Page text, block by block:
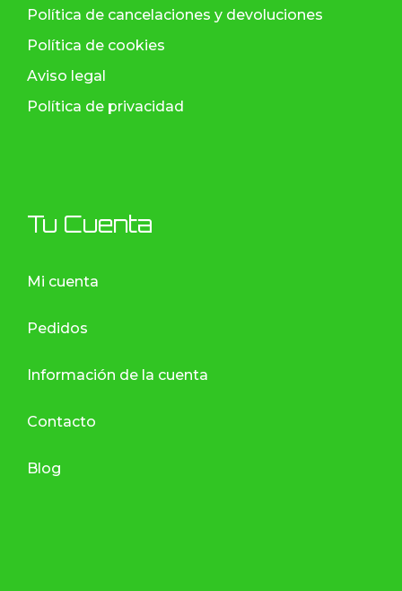
Política de cancelaciones y devoluciones
Política de cookies
Aviso legal
Política de privacidad
Tu Cuenta
Mi cuenta
Pedidos
Información de la cuenta
Contacto
Blog